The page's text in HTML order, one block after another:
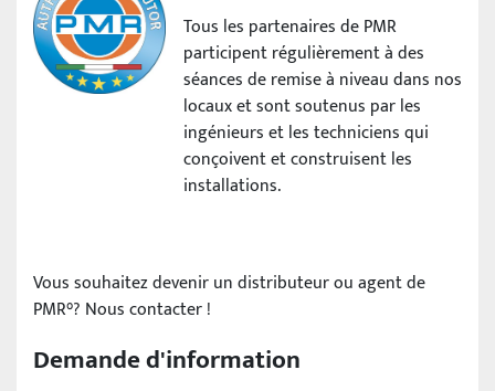
Tous les partenaires de PMR
participent régulièrement à des
séances de remise à niveau dans nos
locaux et sont soutenus par les
ingénieurs et les techniciens qui
conçoivent et construisent les
installations.
Vous souhaitez devenir un distributeur ou agent de
PMR°? Nous contacter !
Demande d'information